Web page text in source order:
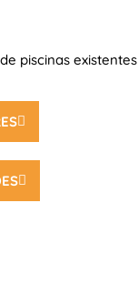
piscinas existentes